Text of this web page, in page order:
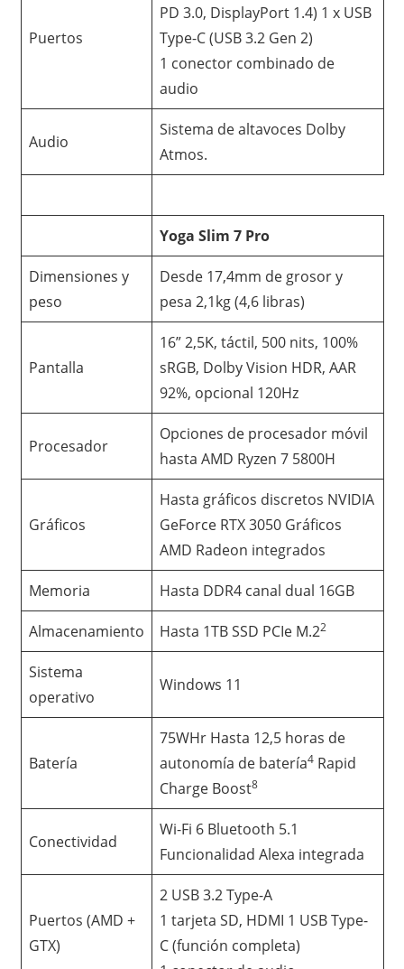
Puertos
PD 3.0, DisplayPort 1.4) 1 x USB
Type-C (USB 3.2 Gen 2)
1 conector combinado de
audio
Audio
Sistema de altavoces Dolby
Atmos.
Yoga Slim 7 Pro
Dimensiones y
peso
Desde 17,4mm de grosor y
pesa 2,1kg (4,6 libras)
Pantalla
16” 2,5K, táctil, 500 nits, 100%
sRGB, Dolby Vision HDR, AAR
92%, opcional 120Hz
Procesador
Opciones de procesador móvil
hasta AMD Ryzen 7 5800H
Gráficos
Hasta gráficos discretos NVIDIA
GeForce RTX 3050 Gráficos
AMD Radeon integrados
Memoria Hasta DDR4 canal dual 16GB
Almacenamiento Hasta 1TB SSD PCIe M.22
Sistema
operativo
Windows 11
Batería
75WHr Hasta 12,5 horas de
autonomía de batería4Rapid
Charge Boost8
Conectividad
Wi-Fi 6 Bluetooth 5.1
Funcionalidad Alexa integrada
Puertos (AMD +
GTX)
2 USB 3.2 Type-A
1 tarjeta SD, HDMI 1 USB Type-
C (función completa)